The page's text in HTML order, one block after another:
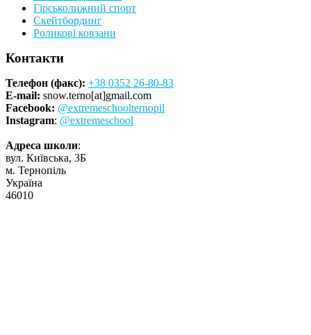
Гірськолижний спорт
Скейтбординг
Роликові ковзани
Контакти
Телефон (факс): +38 0352 26-80-83
E-mail: snow.terno[at]gmail.com
Facebook: @extremeschoolternopil
Instagram: @extremeschool
Адреса школи:
вул. Київська, 3Б
м. Тернопіль
Україна
46010